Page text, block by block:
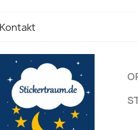
Kontakt